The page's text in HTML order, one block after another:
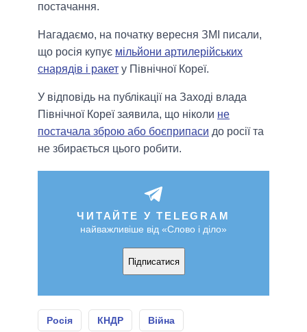
постачання.
Нагадаємо, на початку вересня ЗМІ писали,
що росія купує мільйони артилерійських
снарядів і ракет у Північної Кореї.
У відповідь на публікації на Заході влада
Північної Кореї заявила, що ніколи не
постачала зброю або боєприпаси до росії та
не збирається цього робити.
ЧИТАЙТЕ У TELEGRAM
найважливіше від «Слово і діло»
Підписатися
Росія КНДР Війна